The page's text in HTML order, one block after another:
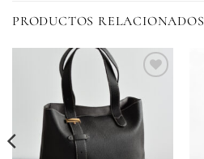
PRODUCTOS RELACIONADOS
a la
lista de
deseos